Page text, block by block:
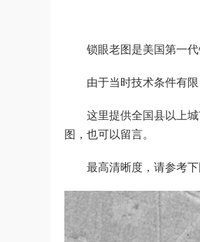
锁眼老图是美国第一代
由于当时技术条件有限
这里提供全国县以上城
图，也可以留言。
最高清晰度，请参考下